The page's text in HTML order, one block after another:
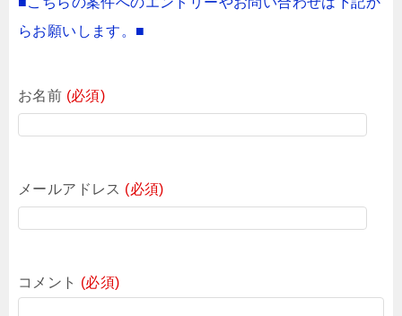
らお願いします。■
お名前 (必須)
メールアドレス (必須)
コメント (必須)